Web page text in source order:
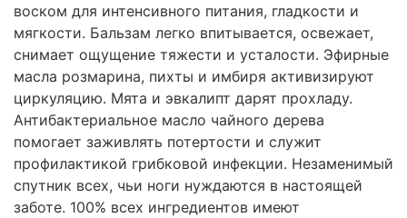
воском для интенсивного питания, гладкости и
мягкости. Бальзам легко впитывается, освежает,
снимает ощущение тяжести и усталости. Эфирные
масла розмарина, пихты и имбиря активизируют
циркуляцию. Мята и эвкалипт дарят прохладу.
Антибактериальное масло чайного дерева
помогает заживлять потертости и служит
профилактикой грибковой инфекции. Незаменимый
спутник всех, чьи ноги нуждаются в настоящей
заботе. 100% всех ингредиентов имеют